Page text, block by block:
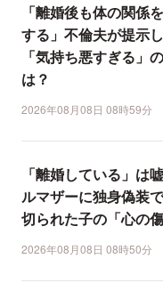
「離婚後も体の関係
する」不倫夫が提示
「気持ち悪すぎる」
は？
2026年08月08日 08時59分
「離婚している」は
ルマザーに独身偽装
切られた子の「心の
2026年08月08日 08時50分